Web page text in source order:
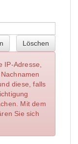
Löschen
IP-Adresse,
diese, falls
Mit dem
Sie sich